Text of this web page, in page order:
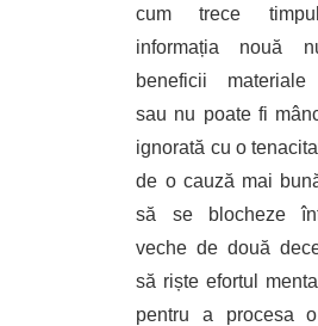
cum trece
informația nouă
beneficii materiale
sau nu poate fi
ignorată cu o
de o cauză mai
să se blocheze
veche de două
să riște efortul
pentru a procesa